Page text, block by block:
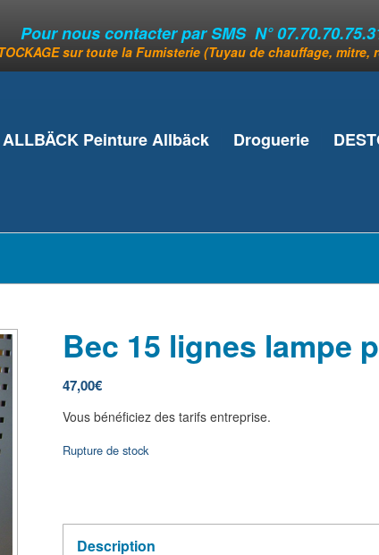
Pour nous contacter par SMS N°
sur toute la Fumisterie (Tuyau de chauffage, mitre,
ALLBÄCK Peinture Allbäck Droguerie
Bec 15 lignes lampe
47,00€
Vous bénéficiez des tarifs entreprise.
Rupture de stock
Description